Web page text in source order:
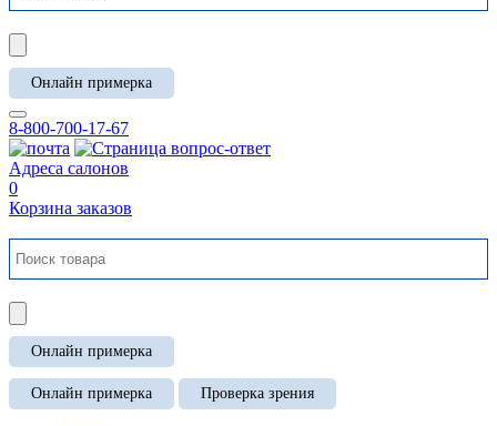
Онлайн примерка
8-800-700-17-67
Адреса салонов
0
Корзина заказов
Онлайн примерка
Онлайн примерка Проверка зрения